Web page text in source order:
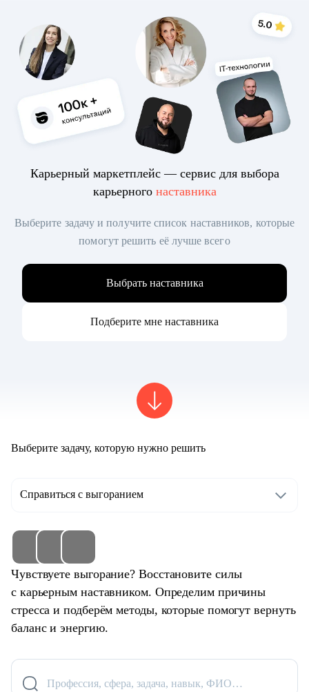
Карьерный маркетплейс — сервис для выбора
карьерного наставника
Выберите задачу и получите список наставников, которые
помогут решить её лучше всего
Выбрать наставника
Подберите мне наставника
Выберите задачу, которую нужно решить
Справиться с выгоранием
Чувствуете выгорание? Восстановите силы
с карьерным наставником. Определим причины
стресса и подберём методы, которые помогут вернуть
баланс и энергию.
Профессия, сфера, задача, навык, ФИО…